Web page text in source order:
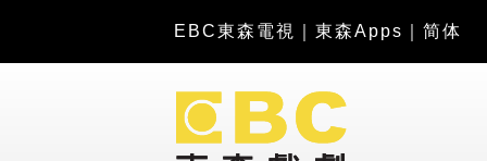
EBC東森電視 東森Apps 简体